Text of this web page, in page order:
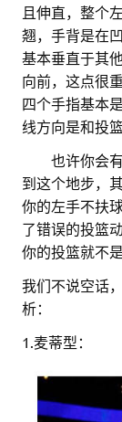
且伸直，整个
翘，手背是在
基本垂直于其
向前，这点很
四个手指基本
线方向是和投
也许你会
到这个地步，
你的左手不扶
了错误的投篮
你的投篮就不
我们不说空话
析：
1.麦蒂型：